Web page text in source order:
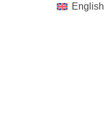
English